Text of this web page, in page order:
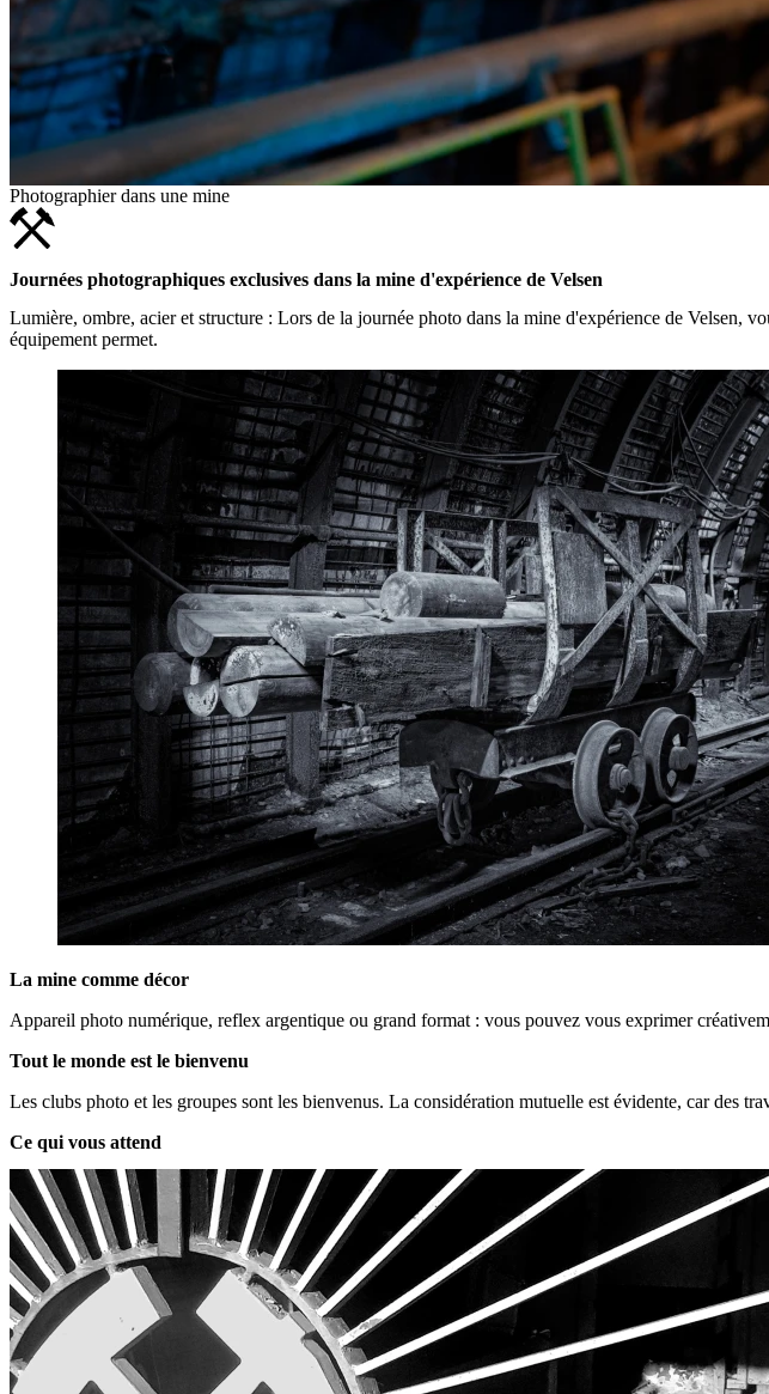
Photographier dans une mine
Journées photographiques exclusives dans la mine d'expérience de Velsen
Lumière, ombre, acier et structure : Lors de la journée photo dans la mine d'expérience de Velsen,
équipement permet.
La mine comme décor
Appareil photo numérique, reflex argentique ou grand format : vous pouvez vous exprimer
Tout le monde est le bienvenu
Les clubs photo et les groupes sont les bienvenus. La considération mutuelle est évidente, car des
Ce qui vous attend